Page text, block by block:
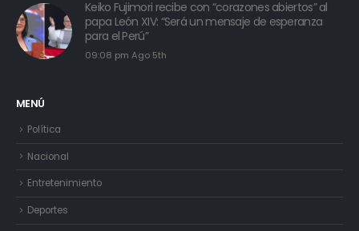
Keiko Fujimori recibe con “corazones abiertos” al
papa León XIV: “Será un mensaje de esperanza
para el Perú”
09:08 pm Ago 5th
MENÚ
Política
Nacional
Entretenimiento
Deportes